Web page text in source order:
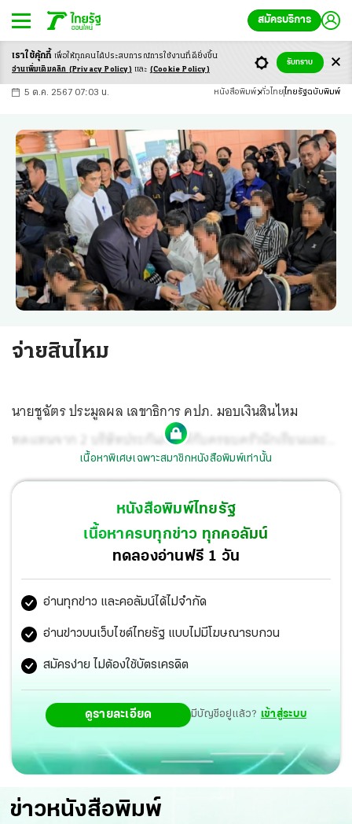
สมัครบริการ
-ก ก ก+
5 ต.ค. 2567 07:03 น. หนังสือพิมพ์ ทั่วไทย ไทยรัฐฉบับพิมพ์
จ่ายสินไหม
นายชูฉัตร ประมูลผล เลขาธิการ คปภ. มอบเงินสินไหม
ทดแทนจาก 2 บริษัทประกันภัยให้กับครอบครัวนักเรียนและ
ครูผู้เสียชีวิตจากไฟไหม้รถบัสทัศนศึกษาทั้ง 23 ราย รวมยอด
เงินกว่า 27.8 ล้านบาท ที่ ร.ร.วัดเขาพระยาสังฆาราม อ.ลานสัก
เนื้อหาพิเศษเฉพาะสมาชิกหนังสือพิมพ์เท่านั้น
หนังสือพิมพ์ไทยรัฐ
เนื้อหาครบทุกข่าว ทุกคอลัมน์
ทดลองอ่านฟรี 1 วัน
อ่านทุกข่าว และคอลัมน์ได้ไม่จำกัด
อ่านข่าวบนเว็บไซต์ไทยรัฐ แบบไม่มีโฆษณารบกวน
สมัครง่าย ไม่ต้องใช้บัตรเครดิต
ดูรายละเอียด มีบัญชีอยู่แล้ว? เข้าสู่ระบบ
ข่าวหนังสือพิมพ์
เราใช้คุ้กกี้ เพื่อให้ทุกคนได้ประสบการณ์การใช้งานที่ดียิ่งขึ้น
อ่านเพิ่มเติมคลิก (Privacy Policy) และ (Cookie Policy)
รับทราบ